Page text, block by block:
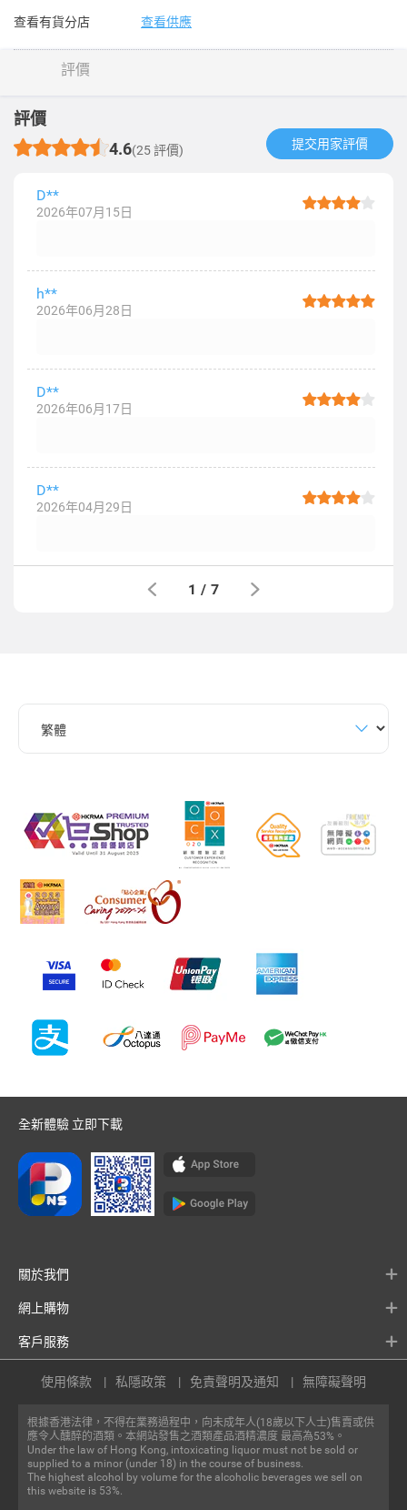
查看有貨分店 查看供應
評價
評價
4.6(25 評價) 提交用家評價​
D**
2026年07月15日
h**
2026年06月28日
D**
2026年06月17日
D**
2026年04月29日
1 / 7
全新體驗 立即下載
關於我們
網上購物
客戶服務
根據香港法律，不得在業務過程中，向未成年人(18歲以下人士)售賣或供
應令人醺醉的酒類。本網站發售之酒類產品酒精濃度 最高為53%。
Under the law of Hong Kong, intoxicating liquor must not be sold or
supplied to a minor (under 18) in the course of business.
The highest alcohol by volume for the alcoholic beverages we sell on
this website is 53%.
使用條款 私隱政策 免責聲明及通知 無障礙聲明